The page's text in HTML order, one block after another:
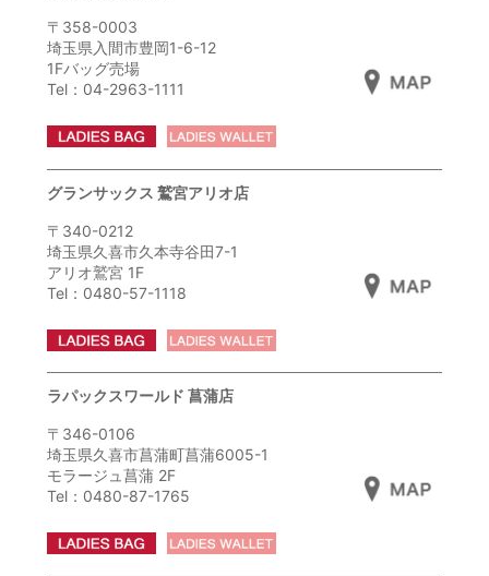
〒358-0003
埼玉県入間市豊岡1-6-12
1Fバッグ売場
Tel：04-2963-1111
グランサックス 鷲宮アリオ店
〒340-0212
埼玉県久喜市久本寺谷田7-1
アリオ鷲宮 1F
Tel：0480-57-1118
ラパックスワールド 菖蒲店
〒346-0106
埼玉県久喜市菖蒲町菖蒲6005-1
モラージュ菖蒲 2F
Tel：0480-87-1765